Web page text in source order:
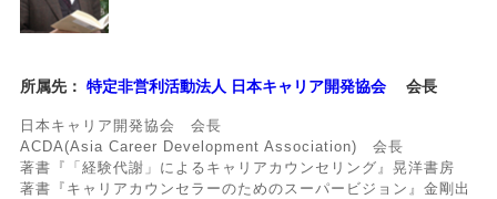
所属先：特定非営利活動法人 日本キャリア開発協会 会長
日本キャリア開発協会 会長
ACDA(Asia Career Development Association) 会長
著書『「経験代謝」によるキャリアカウンセリング』晃洋書房
著書『キャリアカウンセラーのためのスーパービジョン』金剛出